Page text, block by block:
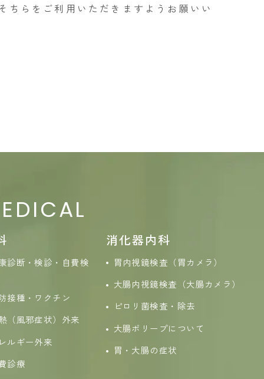
ちらをご利用いただきますようお願いい
診断・検診・自費検
接種・ワクチン
（風邪症状）外来
ルギー外来
診療
消化器内科
胃内視鏡検査（胃カメラ）
大腸内視鏡検査（大腸カメラ）
ピロリ菌検査・除去
大腸ポリープについて
胃・大腸の症状